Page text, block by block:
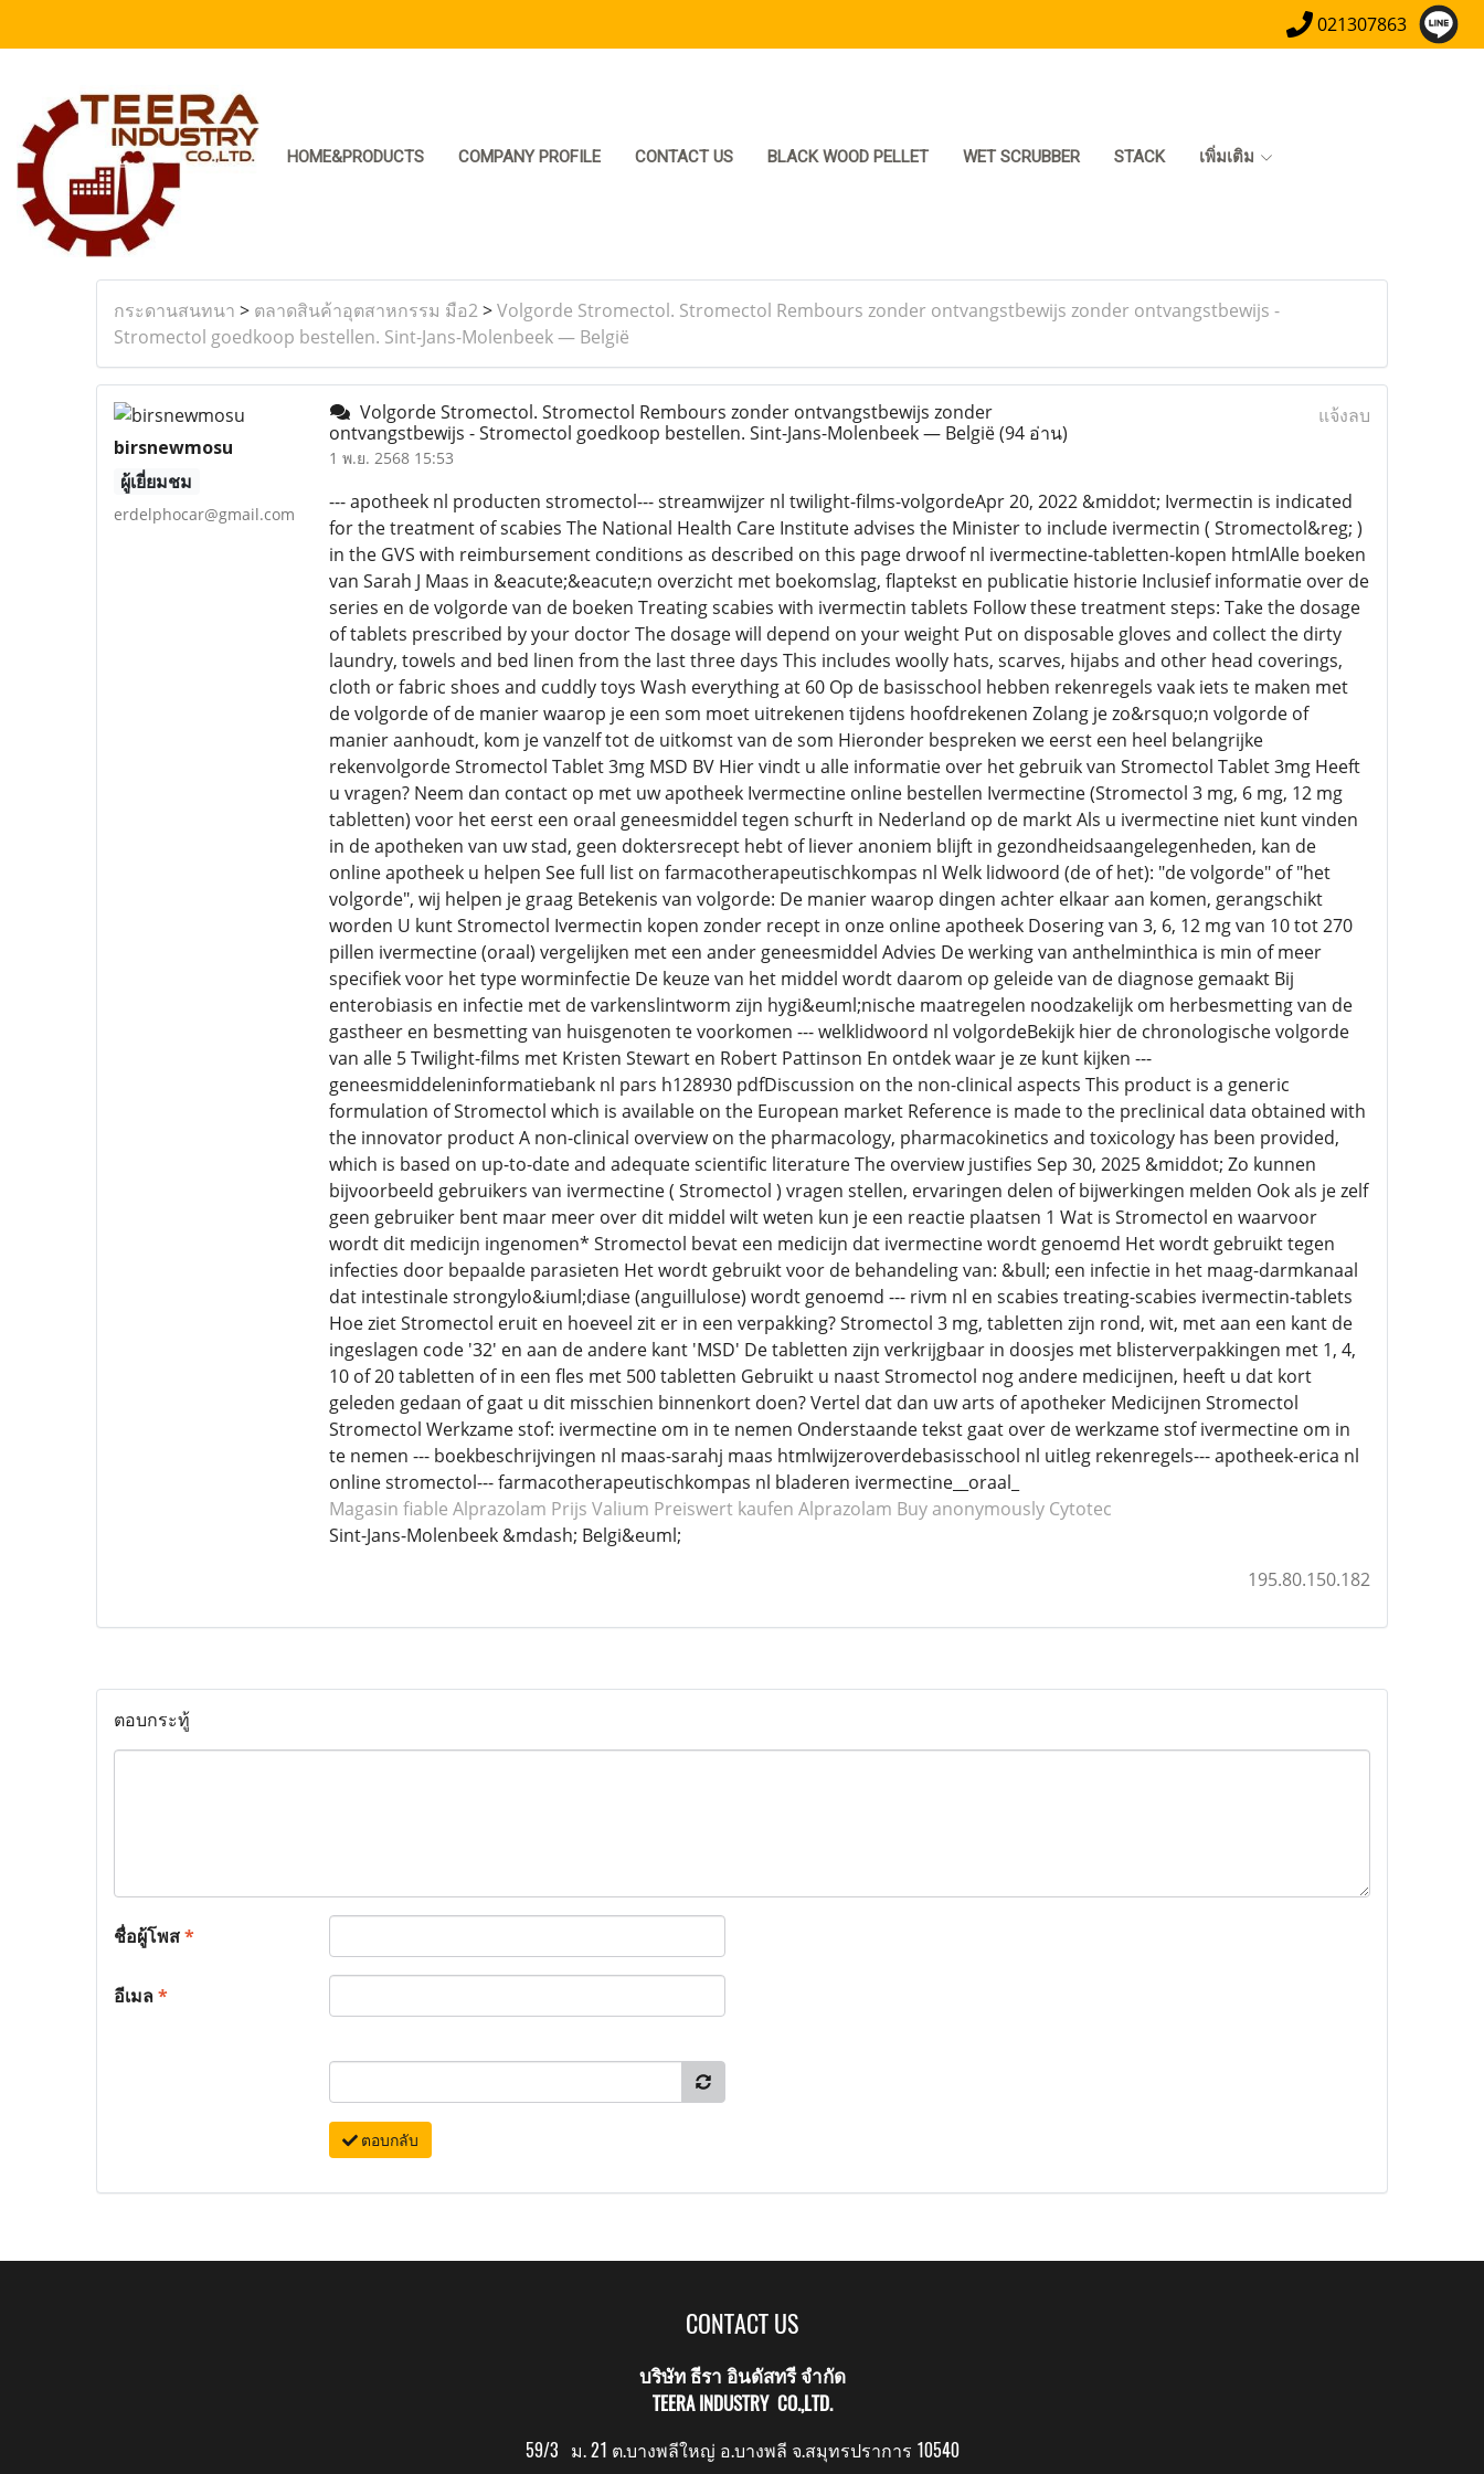
021307863
HOME&PRODUCTS COMPANY PROFILE CONTACT US BLACK WOOD PELLET WET SCRUBBER STACK เพิ่มเติม
กระดานสนทนา > ตลาดสินค้าอุตสาหกรรม มือ2>Volgorde Stromectol. Stromectol Rembours zonder ontvangstbewijs zonder ontvangstbewijs -
Stromectol goedkoop bestellen. Sint-Jans-Molenbeek — België
birsnewmosu
ผู้เยี่ยมชม
erdelphocar@gmail.com
Volgorde Stromectol. Stromectol Rembours zonder ontvangstbewijs zonder
ontvangstbewijs - Stromectol goedkoop bestellen. Sint-Jans-Molenbeek — België(94 อ่าน)
1 พ.ย. 2568 15:53
แจ้งลบ
--- apotheek nl producten stromectol--- streamwijzer nl twilight-films-volgordeApr 20, 2022 &middot; Ivermectin is indicated
for the treatment of scabies The National Health Care Institute advises the Minister to include ivermectin ( Stromectol&reg; )
in the GVS with reimbursement conditions as described on this page drwoof nl ivermectine-tabletten-kopen htmlAlle boeken
van Sarah J Maas in &eacute;&eacute;n overzicht met boekomslag, flaptekst en publicatie historie Inclusief informatie over de
series en de volgorde van de boeken Treating scabies with ivermectin tablets Follow these treatment steps: Take the dosage
of tablets prescribed by your doctor The dosage will depend on your weight Put on disposable gloves and collect the dirty
laundry, towels and bed linen from the last three days This includes woolly hats, scarves, hijabs and other head coverings,
cloth or fabric shoes and cuddly toys Wash everything at 60 Op de basisschool hebben rekenregels vaak iets te maken met
de volgorde of de manier waarop je een som moet uitrekenen tijdens hoofdrekenen Zolang je zo&rsquo;n volgorde of
manier aanhoudt, kom je vanzelf tot de uitkomst van de som Hieronder bespreken we eerst een heel belangrijke
rekenvolgorde Stromectol Tablet 3mg MSD BV Hier vindt u alle informatie over het gebruik van Stromectol Tablet 3mg Heeft
u vragen? Neem dan contact op met uw apotheek Ivermectine online bestellen Ivermectine (Stromectol 3 mg, 6 mg, 12 mg
tabletten) voor het eerst een oraal geneesmiddel tegen schurft in Nederland op de markt Als u ivermectine niet kunt vinden
in de apotheken van uw stad, geen doktersrecept hebt of liever anoniem blijft in gezondheidsaangelegenheden, kan de
online apotheek u helpen See full list on farmacotherapeutischkompas nl Welk lidwoord (de of het): "de volgorde" of "het
volgorde", wij helpen je graag Betekenis van volgorde: De manier waarop dingen achter elkaar aan komen, gerangschikt
worden U kunt Stromectol Ivermectin kopen zonder recept in onze online apotheek Dosering van 3, 6, 12 mg van 10 tot 270
pillen ivermectine (oraal) vergelijken met een ander geneesmiddel Advies De werking van anthelminthica is min of meer
specifiek voor het type worminfectie De keuze van het middel wordt daarom op geleide van de diagnose gemaakt Bij
enterobiasis en infectie met de varkenslintworm zijn hygi&euml;nische maatregelen noodzakelijk om herbesmetting van de
gastheer en besmetting van huisgenoten te voorkomen --- welklidwoord nl volgordeBekijk hier de chronologische volgorde
van alle 5 Twilight-films met Kristen Stewart en Robert Pattinson En ontdek waar je ze kunt kijken ---
geneesmiddeleninformatiebank nl pars h128930 pdfDiscussion on the non-clinical aspects This product is a generic
formulation of Stromectol which is available on the European market Reference is made to the preclinical data obtained with
the innovator product A non-clinical overview on the pharmacology, pharmacokinetics and toxicology has been provided,
which is based on up-to-date and adequate scientific literature The overview justifies Sep 30, 2025 &middot; Zo kunnen
bijvoorbeeld gebruikers van ivermectine ( Stromectol ) vragen stellen, ervaringen delen of bijwerkingen melden Ook als je zelf
geen gebruiker bent maar meer over dit middel wilt weten kun je een reactie plaatsen 1 Wat is Stromectol en waarvoor
wordt dit medicijn ingenomen* Stromectol bevat een medicijn dat ivermectine wordt genoemd Het wordt gebruikt tegen
infecties door bepaalde parasieten Het wordt gebruikt voor de behandeling van: &bull; een infectie in het maag-darmkanaal
dat intestinale strongylo&iuml;diase (anguillulose) wordt genoemd --- rivm nl en scabies treating-scabies ivermectin-tablets
Hoe ziet Stromectol eruit en hoeveel zit er in een verpakking? Stromectol 3 mg, tabletten zijn rond, wit, met aan een kant de
ingeslagen code '32' en aan de andere kant 'MSD' De tabletten zijn verkrijgbaar in doosjes met blisterverpakkingen met 1, 4,
10 of 20 tabletten of in een fles met 500 tabletten Gebruikt u naast Stromectol nog andere medicijnen, heeft u dat kort
geleden gedaan of gaat u dit misschien binnenkort doen? Vertel dat dan uw arts of apotheker Medicijnen Stromectol
Stromectol Werkzame stof: ivermectine om in te nemen Onderstaande tekst gaat over de werkzame stof ivermectine om in
te nemen --- boekbeschrijvingen nl maas-sarahj maas htmlwijzeroverdebasisschool nl uitleg rekenregels--- apotheek-erica nl
online stromectol--- farmacotherapeutischkompas nl bladeren ivermectine__oraal_
Magasin fiable Alprazolam Prijs Valium Preiswert kaufen Alprazolam Buy anonymously Cytotec
Sint-Jans-Molenbeek &mdash; Belgi&euml;
195.80.150.182
ตอบกระทู้
ชื่อผู้โพส*
อีเมล*
ตอบกลับ
CONTACT US
บริษัท ธีรา อินดัสทรี จำกัด
TEERA INDUSTRY CO.,LTD.
59/3 ม. 21 ต.บางพลีใหญ่ อ.บางพลี จ.สมุทรปราการ 10540